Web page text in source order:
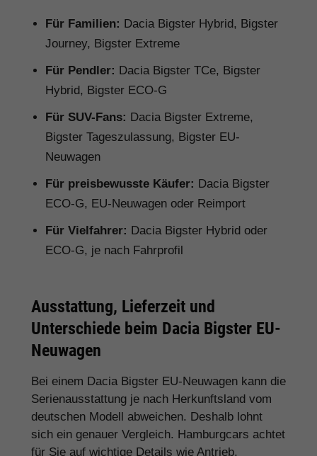
Für Familien: Dacia Bigster Hybrid, Bigster
Journey, Bigster Extreme
Für Pendler: Dacia Bigster TCe, Bigster
Hybrid, Bigster ECO-G
Für SUV-Fans: Dacia Bigster Extreme,
Bigster Tageszulassung, Bigster EU-
Neuwagen
Für preisbewusste Käufer: Dacia Bigster
ECO-G, EU-Neuwagen oder Reimport
Für Vielfahrer: Dacia Bigster Hybrid oder
ECO-G, je nach Fahrprofil
Ausstattung, Lieferzeit und
Unterschiede beim Dacia Bigster EU-
Neuwagen
Bei einem Dacia Bigster EU-Neuwagen kann die
Serienausstattung je nach Herkunftsland vom
deutschen Modell abweichen. Deshalb lohnt
sich ein genauer Vergleich. Hamburgcars achtet
für Sie auf wichtige Details wie Antrieb,